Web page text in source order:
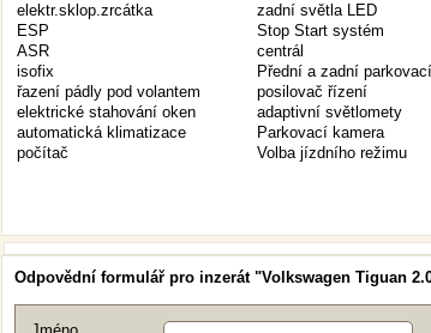
elektr.sklop.zrcátka
ESP
ASR
isofix
řazení pádly pod volantem
elektrické stahování oken
automatická klimatizace
počítač
zadní světla LED
Stop Start systém
centrál
Přední a zadní
posilovač řízení
adaptivní světlomety
Parkovací kamera
Volba jízdního režimu
Odpovědní formulář pro inzerát "Volkswagen Tiguan